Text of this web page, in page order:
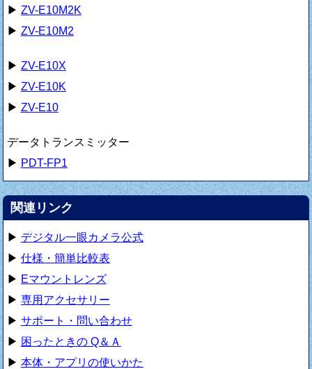
▶ ZV-E10M2K
▶ ZV-E10M2
▶ ZV-E10X
▶ ZV-E10K
▶ ZV-E10
データトランスミッター
▶ PDT-FP1
関連リンク
▶ デジタル一眼カメラ公式
▶ 仕様・簡単比較表
▶ Eマウントレンズ
▶ 専用アクセサリー
▶ サポート・問い合わせ
▶ 困ったときの Q＆Ａ
▶ 本体・アプリの使いかた